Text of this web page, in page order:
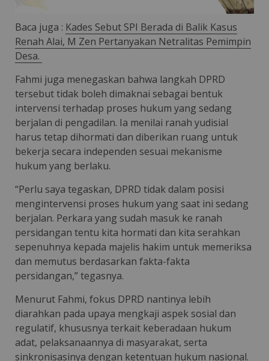
Baca juga : Kades Sebut SPI Berada di Balik Kasus
Renah Alai, M Zen Pertanyakan Netralitas Pemimpin
Desa.
Fahmi juga menegaskan bahwa langkah DPRD
tersebut tidak boleh dimaknai sebagai bentuk
intervensi terhadap proses hukum yang sedang
berjalan di pengadilan. Ia menilai ranah yudisial
harus tetap dihormati dan diberikan ruang untuk
bekerja secara independen sesuai mekanisme
hukum yang berlaku.
“Perlu saya tegaskan, DPRD tidak dalam posisi
mengintervensi proses hukum yang saat ini sedang
berjalan. Perkara yang sudah masuk ke ranah
persidangan tentu kita hormati dan kita serahkan
sepenuhnya kepada majelis hakim untuk memeriksa
dan memutus berdasarkan fakta-fakta
persidangan,” tegasnya.
Menurut Fahmi, fokus DPRD nantinya lebih
diarahkan pada upaya mengkaji aspek sosial dan
regulatif, khususnya terkait keberadaan hukum
adat, pelaksanaannya di masyarakat, serta
sinkronisasinya dengan ketentuan hukum nasional.